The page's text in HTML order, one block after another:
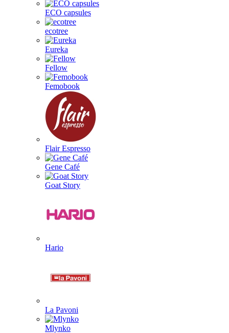
ECO capsules
ecotree
Eureka
Fellow
Femobook
Flair Espresso
Gene Café
Goat Story
Hario
La Pavoni
Mlynko